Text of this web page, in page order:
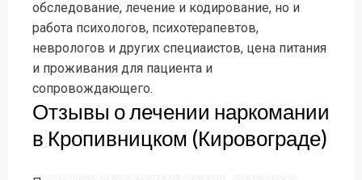
обследование, лечение и кодирование, но и
работа психологов, психотерапевтов,
неврологов и других специаистов, цена питания
и проживания для пациента и
сопровождающего.
Отзывы о лечении наркомании
в Кропивницком (Кировограде)